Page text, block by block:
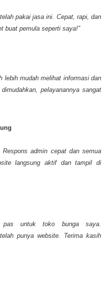
pakai jasa ini. Cepat, rapi, dan
buat pemula seperti saya!”
lebih mudah melihat informasi dan
pelayanannya sangat
Respons admin cepat dan semua
langsung aktif dan tampil di
pas untuk toko bunga saya.
punya website. Terima kasih